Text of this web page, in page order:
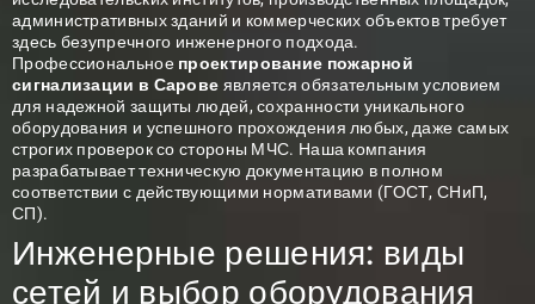
административных зданий и коммерческих объектов требует
здесь безупречного инженерного подхода.
Профессиональное проектирование пожарной
сигнализации в Сарове является обязательным условием
для надежной защиты людей, сохранности уникального
оборудования и успешного прохождения любых, даже самых
строгих проверок со стороны МЧС. Наша компания
разрабатывает техническую документацию в полном
соответствии с действующими нормативами (ГОСТ, СНиП,
СП).
Инженерные решения: виды
сетей и выбор оборудования